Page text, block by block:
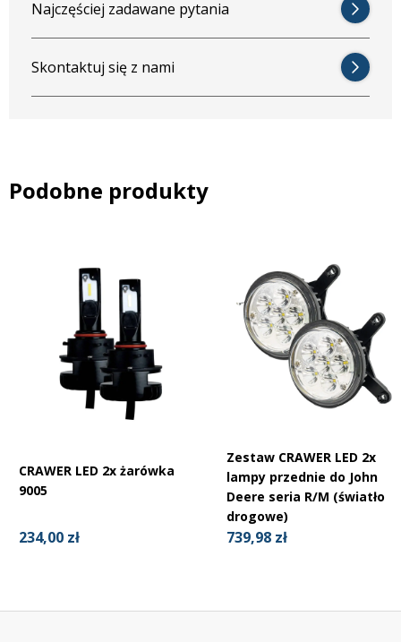
akumulatora.
Światła przednie LED z funkcją mijania są również bardziej
homologację drogową, co oznacza, że spełniają wszystkie
Lampy przednie LED z funkcją świateł mijania są przeznaczone
do ciągników Valtra oraz są kompatybilne zarówno z lewą, jak i
prawą stroną. W połączeniu ze światłami drogowymi LED
możesz w pełni wyposażyć ciągnik w oświetlenie LED.
Reflektory przednie LED ze światłem mijania idealnie
sprawdzą się w modelach:
Valtra seria G
Valtra seria T
Najczęściej zadawane pytania
Skontaktuj się z nami
Podobne produkty
CRAWER LED 2x żarówka
9005
234,00 zł
Zestaw CRAWER LED 2x
lampy przednie do John
Deere seria R/M (światło
drogowe)
739,98 zł